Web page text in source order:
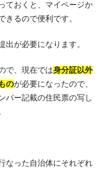
ておくと、マイページか
きるので便利です。
出が必要になります。
で、現在では身分証以外
のが必要になったので、
バー記載の住民票の写し
なった自治体にそれぞれ